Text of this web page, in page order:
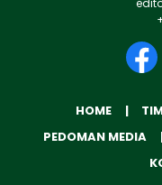
HOME
PEDOMAN MEDIA